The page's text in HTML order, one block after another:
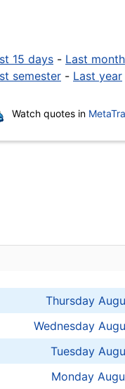
15 days - Last month
semester - Last year
Watch quotes in
Thursday
Wednesday
Tuesday
Monday